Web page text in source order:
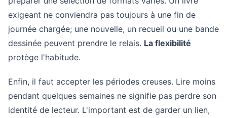
exigeant ne conviendra pas toujours à une fin de
journée chargée; une nouvelle, un recueil ou une bande
dessinée peuvent prendre le relais. La flexibilité
protège l'habitude.
Enfin, il faut accepter les périodes creuses. Lire moins
pendant quelques semaines ne signifie pas perdre son
identité de lecteur. L'important est de garder un lien,